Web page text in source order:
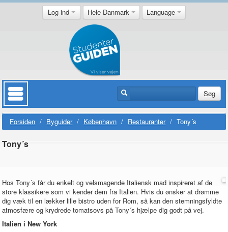
Log ind Hele Danmark Language
Søg
Forsiden / Byguider / København / Restauranter / Tony´s
Tony´s
Hos Tony´s får du enkelt og velsmagende Italiensk mad inspireret af de
store klassikere som vi kender dem fra Italien. Hvis du ønsker at drømme
dig væk til en lækker lille bistro uden for Rom, så kan den stemningsfyldte
atmosfære og krydrede tomatsovs på Tony´s hjælpe dig godt på vej.
Italien i New York